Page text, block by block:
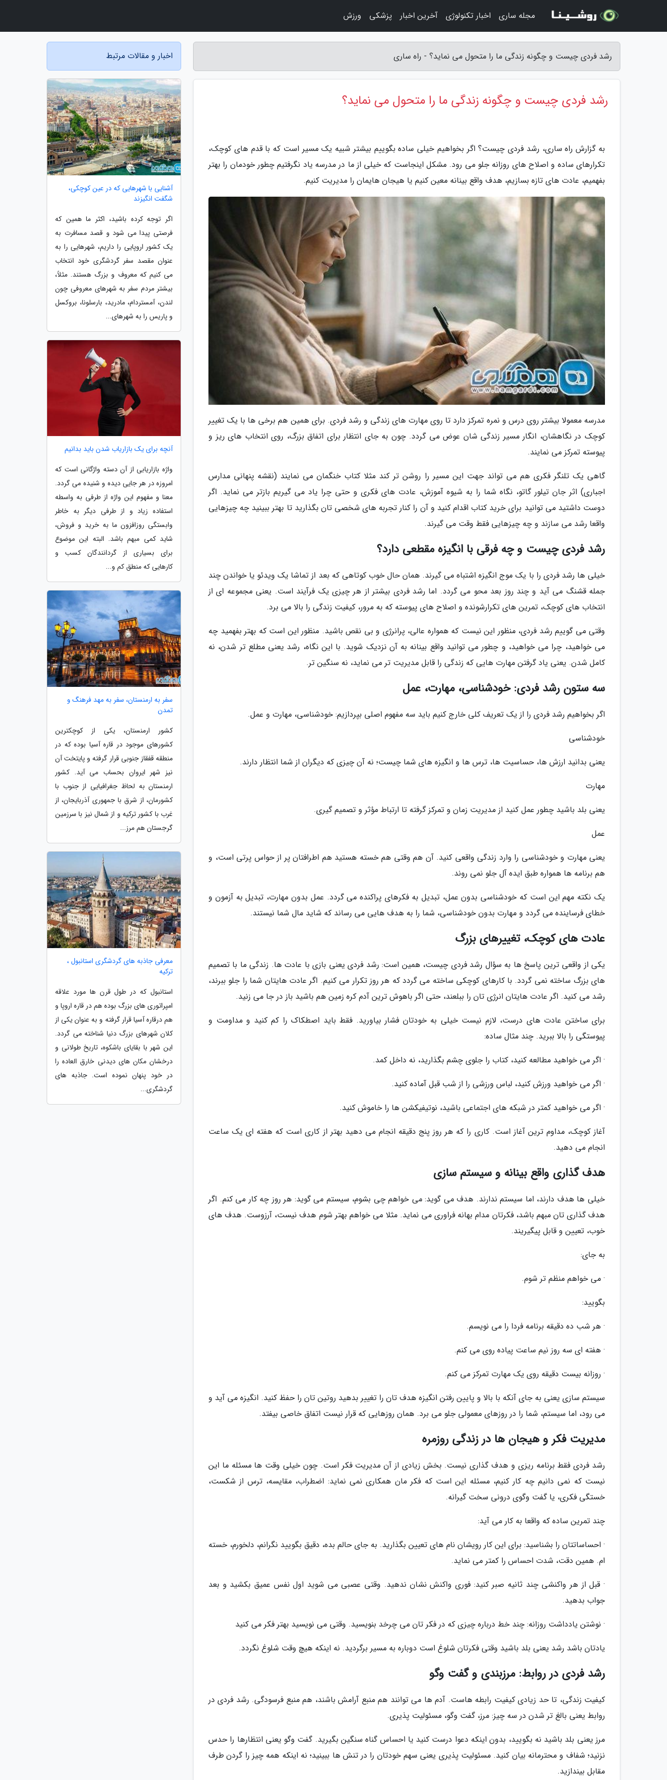
رشد فردی چیست و چگونه زندگی ما را متحول می نماید؟ - راه ساری
رشد فردی چیست و چگونه زندگی ما را متحول می نماید؟
به گزارش راه ساری، رشد فردی چیست؟ اگر بخواهیم خیلی ساده بگوییم بیشتر شبیه یک مسیر است که با قدم های کوچک،
تکرارهای ساده و اصلاح های روزانه جلو می رود. مشکل اینجاست که خیلی از ما در مدرسه یاد نگرفتیم چطور خودمان را بهتر
بفهمیم، عادت های تازه بسازیم، هدف واقع بینانه معین کنیم یا هیجان هایمان را مدیریت کنیم.
مدرسه معمولا بیشتر روی درس و نمره تمرکز دارد تا روی مهارت های زندگی و رشد فردی. برای همین هم برخی ها با یک تغییر
کوچک در نگاهشان، انگار مسیر زندگی شان عوض می گردد. چون به جای انتظار برای اتفاق بزرگ، روی انتخاب های ریز و
پیوسته تمرکز می نمایند.
گاهی یک تلنگر فکری هم می تواند جهت این مسیر را روشن تر کند مثلا کتاب خنگمان می نمایند (نقشه پنهانی مدارس
اجباری) اثر جان تیلور گاتو، نگاه شما را به شیوه آموزش، عادت های فکری و حتی چرا یاد می گیریم بازتر می نماید. اگر
دوست داشتید می توانید برای خرید کتاب اقدام کنید و آن را کنار تجربه های شخصی تان بگذارید تا بهتر ببینید چه چیزهایی
واقعا رشد می سازند و چه چیزهایی فقط وقت می گیرند.
رشد فردی چیست و چه فرقی با انگیزه مقطعی دارد؟
خیلی ها رشد فردی را با یک موج انگیزه اشتباه می گیرند. همان حال خوب کوتاهی که بعد از تماشا یک ویدئو یا خواندن چند
جمله قشنگ می آید و چند روز بعد محو می گردد. اما رشد فردی بیشتر از هر چیزی یک فرآیند است. یعنی مجموعه ای از
انتخاب های کوچک، تمرین های تکرارشونده و اصلاح های پیوسته که به مرور، کیفیت زندگی را بالا می برد.
وقتی می گوییم رشد فردی، منظور این نیست که همواره عالی، پرانرژی و بی نقص باشید. منظور این است که بهتر بفهمید چه
می خواهید، چرا می خواهید، و چطور می توانید واقع بینانه به آن نزدیک شوید. با این نگاه، رشد یعنی مطلع تر شدن، نه
کامل شدن. یعنی یاد گرفتن مهارت هایی که زندگی را قابل مدیریت تر می نماید، نه سنگین تر.
سه ستون رشد فردی: خودشناسی، مهارت، عمل
اگر بخواهیم رشد فردی را از یک تعریف کلی خارج کنیم باید سه مفهوم اصلی بپردازیم: خودشناسی، مهارت و عمل.
خودشناسی
یعنی بدانید ارزش ها، حساسیت ها، ترس ها و انگیزه های شما چیست؛ نه آن چیزی که دیگران از شما انتظار دارند.
مهارت
یعنی بلد باشید چطور عمل کنید از مدیریت زمان و تمرکز گرفته تا ارتباط مؤثر و تصمیم گیری.
عمل
یعنی مهارت و خودشناسی را وارد زندگی واقعی کنید. آن هم وقتی هم خسته هستید هم اطرافتان پر از حواس پرتی است، و
هم برنامه ها همواره طبق ایده آل جلو نمی روند.
یک نکته مهم این است که خودشناسی بدون عمل، تبدیل به فکرهای پراکنده می گردد. عمل بدون مهارت، تبدیل به آزمون و
خطای فرساینده می گردد و مهارت بدون خودشناسی، شما را به هدف هایی می رساند که شاید مال شما نیستند.
عادت های کوچک، تغییرهای بزرگ
یکی از واقعی ترین پاسخ ها به سؤال رشد فردی چیست، همین است: رشد فردی یعنی بازی با عادت ها. زندگی ما با تصمیم
های بزرگ ساخته نمی گردد. با کارهای کوچکی ساخته می گردد که هر روز تکرار می کنیم. اگر عادت هایتان شما را جلو ببرند،
رشد می کنید. اگر عادت هایتان انرژی تان را ببلعند، حتی اگر باهوش ترین آدم کره زمین هم باشید باز در جا می زنید.
برای ساختن عادت های درست، لازم نیست خیلی به خودتان فشار بیاورید. فقط باید اصطکاک را کم کنید و مداومت و
پیوستگی را بالا ببرید. چند مثال ساده:
· اگر می خواهید مطالعه کنید، کتاب را جلوی چشم بگذارید، نه داخل کمد.
· اگر می خواهید ورزش کنید، لباس ورزشی را از شب قبل آماده کنید.
· اگر می خواهید کمتر در شبکه های اجتماعی باشید، نوتیفیکشن ها را خاموش کنید.
آغاز کوچک، مداوم ترین آغاز است. کاری را که هر روز پنج دقیقه انجام می دهید بهتر از کاری است که هفته ای یک ساعت
انجام می دهید.
هدف گذاری واقع بینانه و سیستم سازی
خیلی ها هدف دارند، اما سیستم ندارند. هدف می گوید: می خواهم چی بشوم، سیستم می گوید: هر روز چه کار می کنم. اگر
هدف گذاری تان مبهم باشد، فکرتان مدام بهانه فراوری می نماید. مثلا می خواهم بهتر شوم هدف نیست، آرزوست. هدف های
خوب، تعیین و قابل پیگیریند.
به جای:
· می خواهم منظم تر شوم.
بگویید:
· هر شب ده دقیقه برنامه فردا را می نویسم.
· هفته ای سه روز نیم ساعت پیاده روی می کنم.
· روزانه بیست دقیقه روی یک مهارت تمرکز می کنم.
سیستم سازی یعنی به جای آنکه با بالا و پایین رفتن انگیزه هدف تان را تغییر بدهید روتین تان را حفظ کنید. انگیزه می آید و
می رود، اما سیستم، شما را در روزهای معمولی جلو می برد. همان روزهایی که قرار نیست اتفاق خاصی بیفتد.
مدیریت فکر و هیجان ها در زندگی روزمره
رشد فردی فقط برنامه ریزی و هدف گذاری نیست. بخش زیادی از آن مدیریت فکر است. چون خیلی وقت ها مسئله ما این
نیست که نمی دانیم چه کار کنیم، مسئله این است که فکر مان همکاری نمی نماید: اضطراب، مقایسه، ترس از شکست،
خستگی فکری، یا گفت وگوی درونی سخت گیرانه.
چند تمرین ساده که واقعا به کار می آید:
· احساساتتان را بشناسید: برای این کار رویشان نام های تعیین بگذارید. به جای حالم بده، دقیق بگویید نگرانم، دلخورم، خسته
ام. همین دقت، شدت احساس را کمتر می نماید.
· قبل از هر واکنشی چند ثانیه صبر کنید: فوری واکنش نشان ندهید. وقتی عصبی می شوید اول نفس عمیق بکشید و بعد
جواب بدهید.
· نوشتن یادداشت روزانه: چند خط درباره چیزی که در فکر تان می چرخد بنویسید. وقتی می نویسید بهتر فکر می کنید
یادتان باشد رشد یعنی بلد باشید وقتی فکرتان شلوغ است دوباره به مسیر برگردید. نه اینکه هیچ وقت شلوغ نگردد.
رشد فردی در روابط: مرزبندی و گفت وگو
کیفیت زندگی، تا حد زیادی کیفیت رابطه هاست. آدم ها می توانند هم منبع آرامش باشند، هم منبع فرسودگی. رشد فردی در
روابط یعنی بالغ تر شدن در سه چیز: مرز، گفت وگو، مسئولیت پذیری.
مرز یعنی بلد باشید نه بگویید، بدون اینکه دعوا درست کنید یا احساس گناه سنگین بگیرید. گفت وگو یعنی انتظارها را حدس
نزنید؛ شفاف و محترمانه بیان کنید. مسئولیت پذیری یعنی سهم خودتان را در تنش ها ببینید؛ نه اینکه همه چیز را گردن طرف
مقابل بیندازید.
اخبار و مقالات مرتبط
آشنایی با شهرهایی که در عین کوچکی،
شگفت انگیزند
اگر توجه کرده باشید، اکثر ما همین که
فرصتی پیدا می شود و قصد مسافرت به
یک کشور اروپایی را داریم، شهرهایی را به
عنوان مقصد سفر گردشگری خود انتخاب
می کنیم که معروف و بزرگ هستند. مثلاً،
بیشتر مردم سفر به شهرهای معروفی چون
لندن، آمستردام، مادرید، بارسلونا، بروکسل
و پاریس را به شهرهای...
آنچه برای یک بازاریاب شدن باید بدانیم
واژه بازاریابی از آن دسته واژگانی است که
امروزه در هر جایی دیده و شنیده می گردد.
معنا و مفهوم این واژه از طرفی به واسطه
استفاده زیاد و از طرفی دیگر به خاطر
وابستگی روزافزون ما به خرید و فروش،
شاید کمی مبهم باشد. البته این موضوع
برای بسیاری از گردانندگان کسب و
کارهایی که منطق کم و...
سفر به ارمنستان، سفر به مهد فرهنگ و
تمدن
کشور ارمنستان، یکی از کوچکترین
کشورهای موجود در قاره آسیا بوده که در
منطقه قفقاز جنوبی قرار گرفته و پایتخت آن
نیز شهر ایروان بحساب می آید. کشور
ارمنستان به لحاظ جغرافیایی از جنوب با
کشورمان، از شرق با جمهوری آذربایجان، از
غرب با کشور ترکیه و از شمال نیز با سرزمین
گرجستان هم مرز...
معرفی جاذبه های گردشگری استانبول ،
ترکیه
استانبول که در طول قرن ها مورد علاقه
امپراتوری های بزرگ بوده هم در قاره اروپا و
هم درقاره آسیا قرار گرفته و به عنوان یکی از
کلان شهرهای بزرگ دنیا شناخته می گردد.
این شهر با بقایای باشکوه، تاریخ طولانی و
درخشان مکان های دیدنی خارق العاده را
در خود پنهان نموده است. جاذبه های
گردشگری...
مجله ساری اخبار تکنولوژی آخرین اخبار پزشکی ورزش